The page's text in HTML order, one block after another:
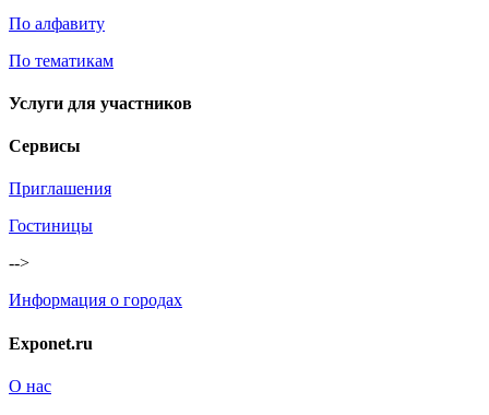
По алфавиту
По тематикам
Услуги для участников
Сервисы
Приглашения
Гостиницы
-->
Информация о городах
Exponet.ru
О нас